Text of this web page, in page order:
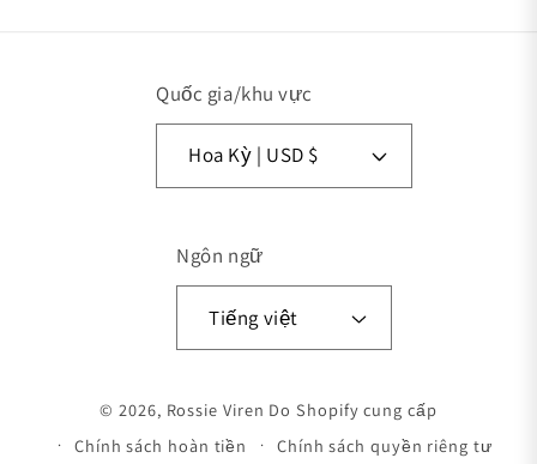
Quốc gia/khu vực
Hoa Kỳ | USD $
Ngôn ngữ
Tiếng việt
© 2026, Rossie Viren Do Shopify cung cấp
Chính sách hoàn tiền
Chính sách quyền riêng tư